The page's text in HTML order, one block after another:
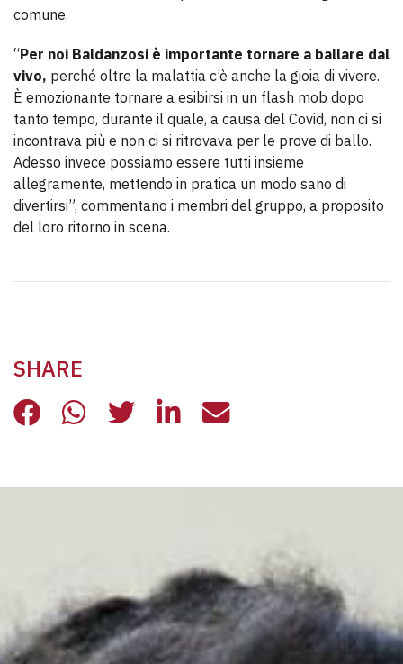
comune.
“Per noi Baldanzosi è importante tornare a ballare dal
vivo, perché oltre la malattia c’è anche la gioia di vivere.
È emozionante tornare a esibirsi in un flash mob dopo
tanto tempo, durante il quale, a causa del Covid, non ci si
incontrava più e non ci si ritrovava per le prove di ballo.
Adesso invece possiamo essere tutti insieme
allegramente, mettendo in pratica un modo sano di
divertirsi”, commentano i membri del gruppo, a proposito
del loro ritorno in scena.
SHARE
SALUTE MENTALE: VENERDÌ 10
SALUTE MENTALE: VENERDÌ
SALUTE MENTALE:
SALUTE MENTALE:
SALUTE